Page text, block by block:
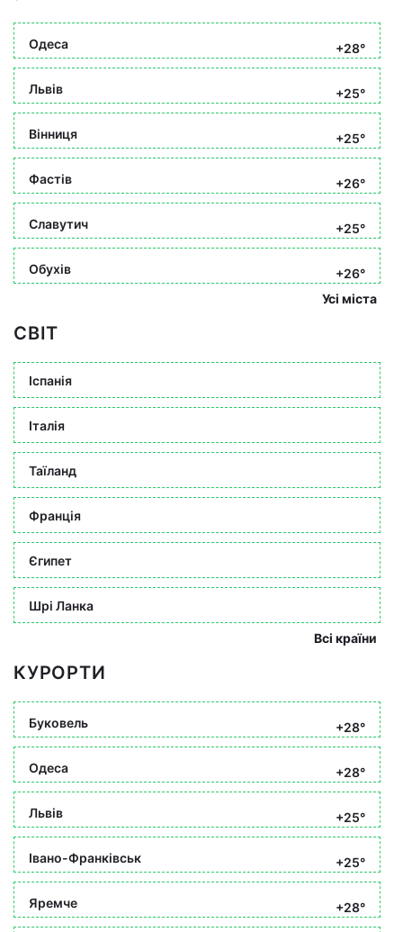
Одеса +28°
Львів +25°
Вінниця +25°
Фастів +26°
Славутич +25°
Обухів
+26°
Усі міста
СВІТ
Іспанія
Італія
Таїланд
Франція
Єгипет
Шрі Ланка
Всі країни
КУРОРТИ
Буковель +28°
Одеса +28°
Львів +25°
Івано-Франківськ +25°
Яремче +28°